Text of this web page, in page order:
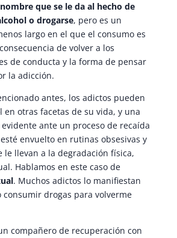
que se le da al hecho de
o drogarse, pero es un
largo en el que el consumo es
de volver a los
de conducta y la forma de pensar
la adicción.
antes, los adictos pueden
otras facetas de su vida, y una
ante un proceso de recaída
envuelto en rutinas obsesivas y
le llevan a la degradación física,
Hablamos en este caso de
. Muchos adictos lo manifiestan
consumir drogas para volverme
compañero de recuperación con